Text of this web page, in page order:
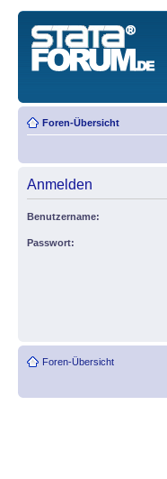
Foren-Übersicht
Anmelden
Benutzername:
Passwort:
Foren-Übersicht